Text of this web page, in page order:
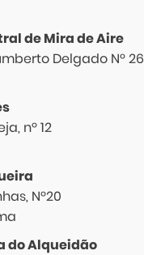
de Mira de Aire
Delgado Nº
nº 12
Nº20
do Alqueidão